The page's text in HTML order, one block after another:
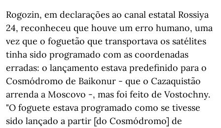
Rogozin, em declarações ao canal estatal Rossiya
24, reconheceu que houve um erro humano, uma
vez que o foguetão que transportava os satélites
tinha sido programado com as coordenadas
erradas: o lançamento estava predefinido para o
Cosmódromo de Baikonur - que o Cazaquistão
arrenda a Moscovo -, mas foi feito de Vostochny.
"O foguete estava programado como se tivesse
sido lançado a partir [do Cosmódromo] de